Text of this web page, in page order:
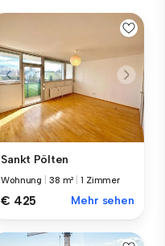
Sankt Pölten
Wohnung 38 m² |1 Zimmer
€ 425 Mehr sehen